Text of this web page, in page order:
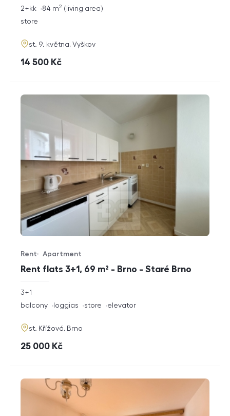
rozměry
2+kk living area
84 m2
funkce
store
adresa
st. 9. května, Vyškov
cena
14 500 Kč
Rent flats 3+1, 69 m² - Brno - Staré Brno
Offer type
Rent
Property type
Apartment
rozměry
3+1
funkce
balcony loggias store elevator
adresa
st. Křížová, Brno
cena
25 000 Kč